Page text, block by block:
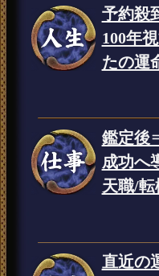
予約殺
100年
たの運
鑑定後
成功へ
天職/転
直近の